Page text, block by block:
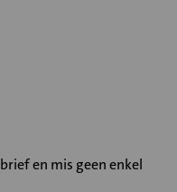
en mis geen enkel